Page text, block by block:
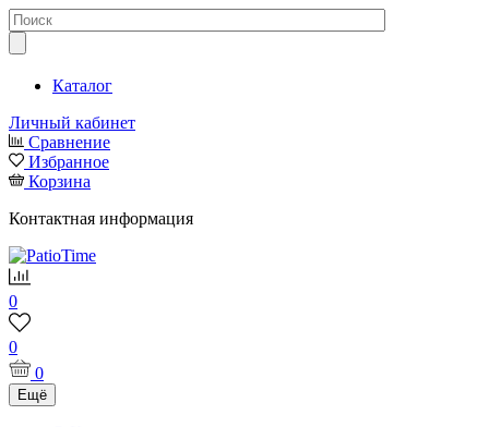
Каталог
Личный кабинет
Сравнение
Избранное
Корзина
Контактная информация
0
0
0
Ещё